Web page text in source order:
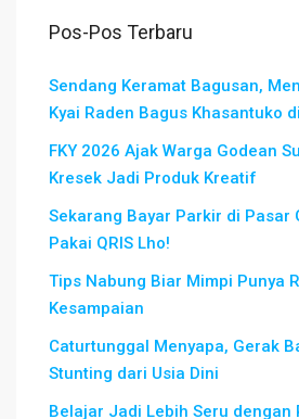
Pos-Pos Terbaru
Sendang Keramat Bagusan,
Kyai Raden Bagus Khasantuko
FKY 2026 Ajak Warga Godean
Kresek Jadi Produk Kreatif
Sekarang Bayar Parkir di Pasar
Pakai QRIS Lho!
Tips Nabung Biar Mimpi Punya
Kesampaian
Caturtunggal Menyapa, Gerak
Stunting dari Usia Dini
Belajar Jadi Lebih Seru dengan